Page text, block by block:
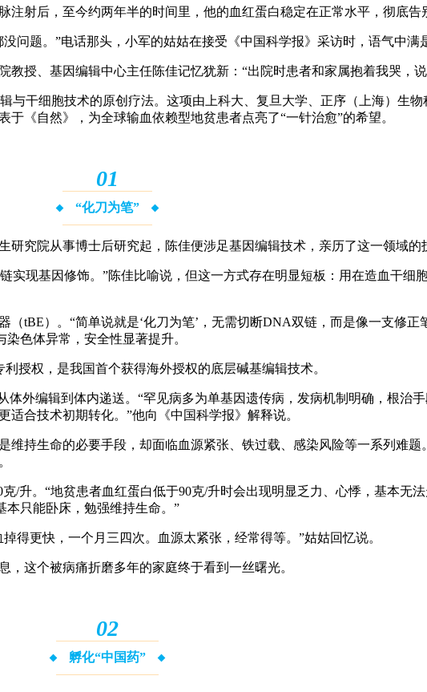
射后，至今约两年半的时间里，他的血红蛋白稳定在正常水平，彻底告
问题。”电话那头，小军的姑姑在接受《中国科学报》采访时，语气中满
授、基因编辑中心主任陈佳记忆犹新：“出院时患者和家属抱着我哭，
干细胞技术的原创疗法。这项由上科大、复旦大学、正序（上海）生物
《自然》，为全球输血依赖型地贫患者点亮了“一针治愈”的希望。
01
“化刀为笔”
究院从事博士后研究起，陈佳便涉足基因编辑技术，亲历了这一领域的
实现基因修饰。”陈佳比喻说，但这一方式存在明显短板：用在造血干细
tBE）。“简单说就是‘化刀为笔’，无需切断DNA双链，而是像一支修
色体异常，安全性显著提升。
授权，是我国首个获得海外授权的底层碱基编辑技术。
外编辑到体内递送。“罕见病多为单基因遗传病，发病机制明确，根治
合技术初期转化。”他向《中国科学报》解释说。
持生命的必要手段，却面临血源紧张、铁过载、感染风险等一系列难
/升。“地贫患者血红蛋白低于90克/升时会出现明显乏力、心悸，基本无
本只能卧床，勉强维持生命。”
得更快，一个月三四次。血源太紧张，经常得等。”姑姑回忆说。
这个被病痛折磨多年的家庭终于看到一丝曙光。
02
孵化“中国药”